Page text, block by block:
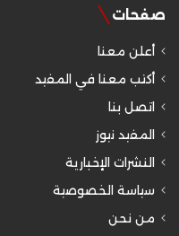
صفحات
أعلن معنا
أكتب معنا في المفيد
اتصل بنا
المفيد نيوز
النشرات الإخبارية
سياسة الخصوصية
من نحن